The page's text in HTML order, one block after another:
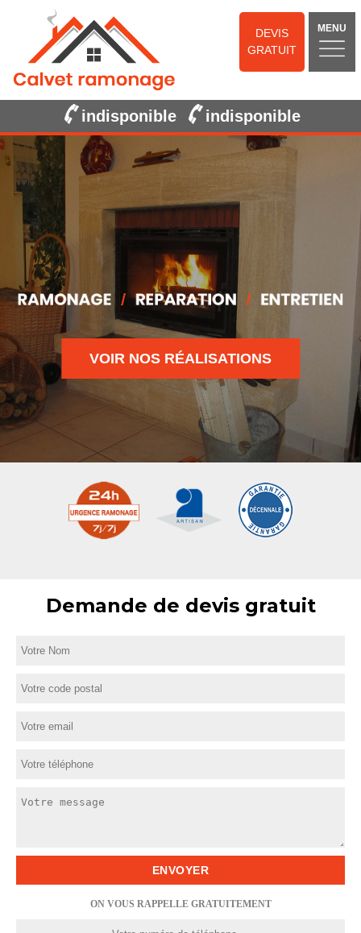
DEVIS
GRATUIT
MENU
indisponible indisponible
VOIR NOS RÉALISATIONS
Demande de devis gratuit
ON VOUS RAPPELLE GRATUITEMENT